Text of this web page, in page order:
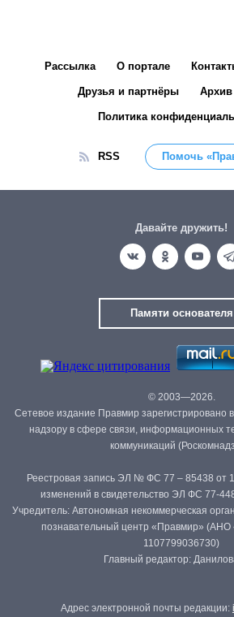
Рассылка О портале
Друзья и партнёры Архив
Политика
RSS Помочь
Давайте дружить!
Памяти основателя
© 2003—2026.
Сетевое издание Правмир зарегистрировано
надзору в сфере связи, информационных
коммуникаций
Реестровая запись ЭЛ № ФС 77 – 85438 от
изменений в свидетельство ЭЛ ФС 77-
Учредитель: Автономная некоммерческая
познавательный центр «Правмир»
1107799036730)
Главный редактор:
Адрес электронной почты редакции: